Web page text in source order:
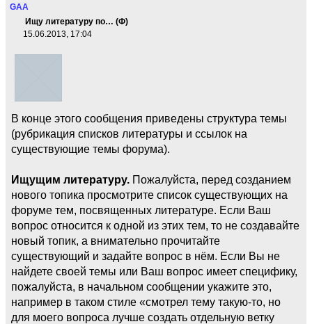
GAA
Ищу литературу по… (Ф)
15.06.2013, 17:04
В конце этого сообщения приведены структура темы
(рубрикация списков литературы и ссылок на
существующие темы форума).
Ищущим литературу. Пожалуйста, перед созданием
нового топика просмотрите список существующих на
форуме тем, посвященных литературе. Если Ваш
вопрос относится к одной из этих тем, то не создавайте
новый топик, а внимательно прочитайте
существующий и задайте вопрос в нём. Если Вы не
найдете своей темы или Ваш вопрос имеет специфику,
пожалуйста, в начальном сообщении укажите это,
например в таком стиле «смотрел тему такую-то, но
для моего вопроса лучше создать отдельную ветку